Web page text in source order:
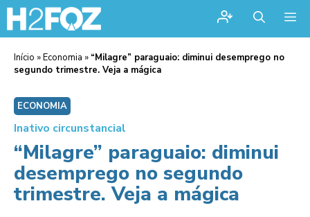
Início »Economia » “Milagre” paraguaio: diminui desemprego no
segundo trimestre. Veja a mágica
ECONOMIA
Inativo circunstancial
“Milagre” paraguaio: diminui
desemprego no segundo
trimestre. Veja a mágica